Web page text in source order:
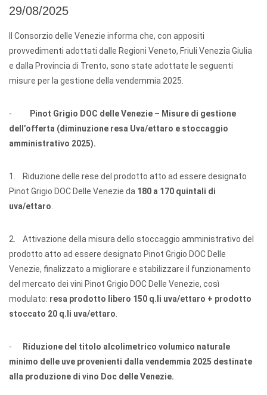
29/08/2025
Il Consorzio delle Venezie informa che, con appositi
provvedimenti adottati dalle Regioni Veneto, Friuli Venezia Giulia
e dalla Provincia di Trento, sono state adottate le seguenti
misure per la gestione della vendemmia 2025.
-
Pinot Grigio DOC delle Venezie – Misure di gestione
dell’offerta (diminuzione resa Uva/ettaro e stoccaggio
amministrativo 2025).
1. Riduzione delle rese del prodotto atto ad essere designato
Pinot Grigio DOC Delle Venezie da 180 a 170 quintali di
uva/ettaro
2. Attivazione della misura dello stoccaggio amministrativo del
prodotto atto ad essere designato Pinot Grigio DOC Delle
Venezie, finalizzato a migliorare e stabilizzare il funzionamento
del mercato dei vini Pinot Grigio DOC Delle Venezie, così
modulato: resa prodotto libero 150 q.li uva/ettaro + prodotto
stoccato 20 q.li uva/ettaro
-
Riduzione del titolo alcolimetrico volumico naturale
minimo delle uve provenienti dalla vendemmia 2025 destinate
alla produzione di vino Doc delle Venezie.